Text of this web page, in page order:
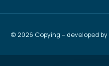
© 2026 Copying – developed by